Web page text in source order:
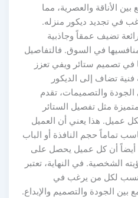
الأناقة والعصرية، مما
في تجديد ديكور منزله.
تضيف عمقاً وجاذبية
في السوق. فالتفاصيل
في تصميم ستائر ويفي تعزز
تضاف إلى الديكور
الجودة والتصميمات، تقدم
مثل تفصيل الستائر
عميل. هذا يعني أن العميل
تماماً حجم النافذة أو الباب
أيضاً أن كل عميل يحصل على
الشخصية. في النهاية، تعتبر
لكل من يرغب في
الجودة والتصميم والإبداع.